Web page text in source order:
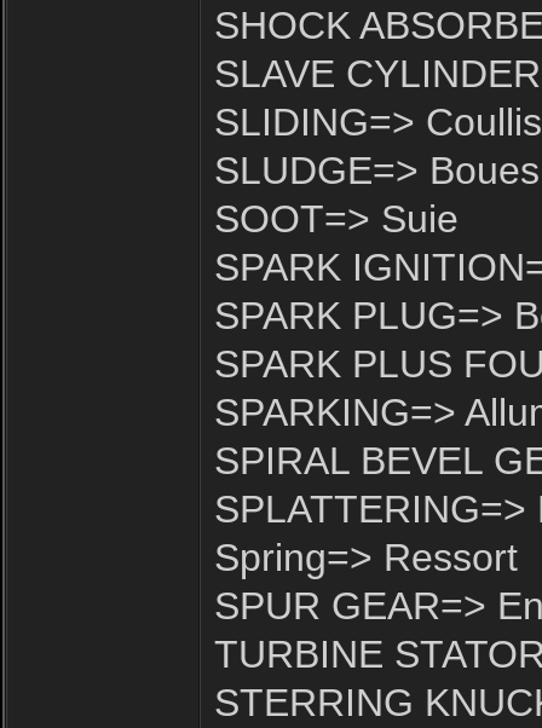
SHOCK
SLAVE
SLIDING=>
SLUDGE=> Boues
SOOT=> Suie
SPARK
SPARK PLUG=>
SPARK PLUS
SPARKING=>
SPIRAL BEVEL
Spring=> Ressort
SPUR GEAR=>
TURBINE
STERRING